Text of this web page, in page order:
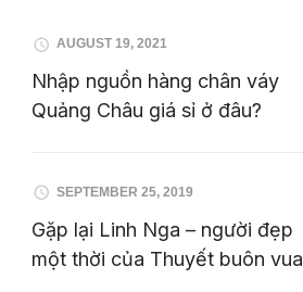
AUGUST 19, 2021
Nhập nguồn hàng chân váy
Quảng Châu giá sỉ ở đâu?
SEPTEMBER 25, 2019
Gặp lại Linh Nga – người đẹp
một thời của Thuyết buôn vua